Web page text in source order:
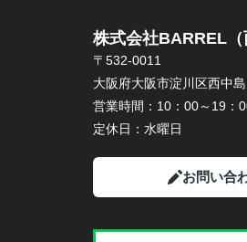
株式会社BARREL（
〒532-0011
大阪府大阪市淀川区西中
営業時間： 10：00～19：
定休日： 水曜日
お問い合